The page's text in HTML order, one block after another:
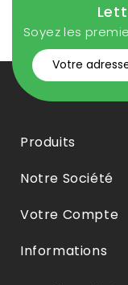
Soyez les
Produits
Notre Société
Votre Compte
Informations